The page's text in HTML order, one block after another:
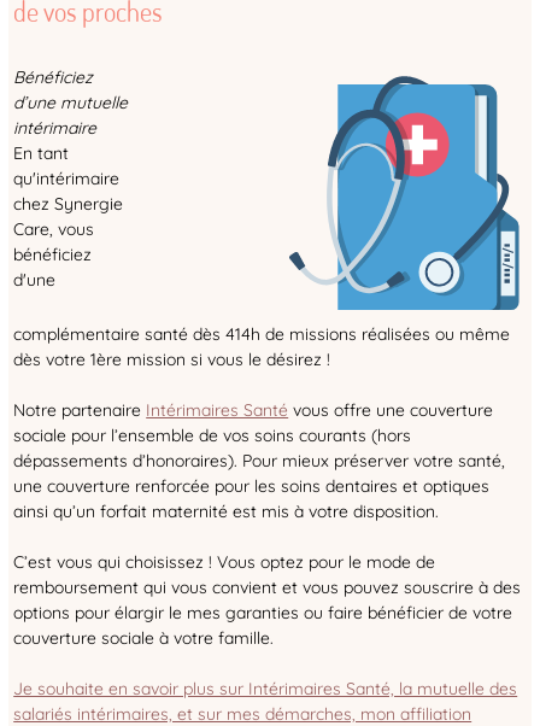
de vos proches
Bénéficiez
d’une mutuelle
intérimaire
En tant
qu'intérimaire
chez Synergie
Care, vous
bénéficiez
d'une
complémentaire santé dès 414h de missions réalisées ou même
dès votre 1ère mission si vous le désirez !
Notre partenaire Intérimaires Santé vous offre une couverture
sociale pour l’ensemble de vos soins courants (hors
dépassements d’honoraires). Pour mieux préserver votre santé,
une couverture renforcée pour les soins dentaires et optiques
ainsi qu’un forfait maternité est mis à votre disposition.
C’est vous qui choisissez ! Vous optez pour le mode de
remboursement qui vous convient et vous pouvez souscrire à des
options pour élargir le mes garanties ou faire bénéficier de votre
couverture sociale à votre famille.
Je souhaite en savoir plus sur Intérimaires Santé, la mutuelle des
salariés intérimaires, et sur mes démarches, mon affiliation